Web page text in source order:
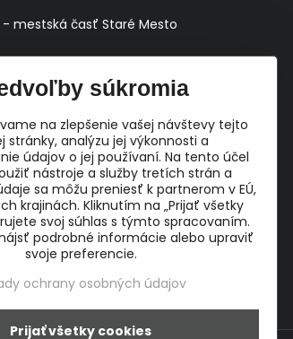
- mestská časť Staré Mesto
č. 163349/B
pracovné dni10:00 - 14:00
a.s.
0000 0051 9050 9782
súkromia
na zlepšenie vašej návštevy tejto
stránky, analýzu jej výkonnosti a
údajov o jej používaní. Na tento účel
nástroje a služby tretích strán a
sa môžu preniesť k partnerom v EÚ,
krajinách. Kliknutím na „Prijať všetky
svoj súhlas s týmto spracovaním.
podrobné informácie alebo upraviť
svoje preferencie.
ochrany osobných údajov
Prijať všetky cookies